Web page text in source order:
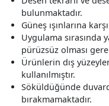
bulunmaktadır.
Güneş ışınlarına
Uygulama sırasında
pürüzsüz olması
Ürünlerin dış
kullanılmıştır.
Söküldüğünde
bırakmamaktadır.